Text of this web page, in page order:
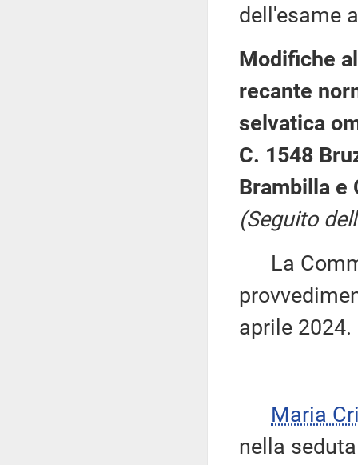
dell'esame
Modifiche
recante
selvatica
C. 1548
Brambilla e
(Seguito
La
aprile 2024.
Maria
nella